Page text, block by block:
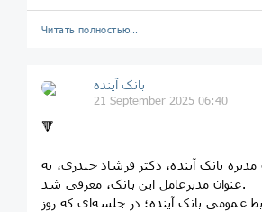
Читать полностью…
بانک آینده
21 September 2025 06:40
🔻
بانک آینده، دکتر فرشاد حیدری، به
عنوان مدیرعامل این بانک، معرفی شد.
عمومی بانک آینده؛ در جلسه‌ای که روز